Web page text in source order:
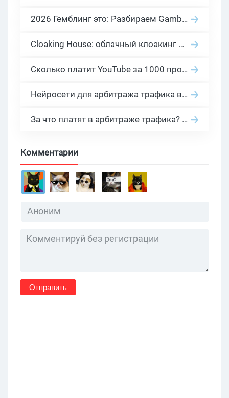
2026 Гемблинг это: Разбираем Gambling вертикаль, и все что связано с гемблинг и беттинг офферами
Cloaking House: облачный клоакинг для фильтрации ботов FB и Google Ads — гайд PHP-интеграции 2026
Сколько платит YouTube за 1000 просмотров в 2026: реальные цифры от 0.5 до 36 USD по ГЕО
Нейросети для арбитража трафика в 2026: инструменты, кейсы и AI-медиабайеры
За что платят в арбитраже трафика? 30 моделей оплаты в бурж и СНГ партнерках
Комментарии
Отправить